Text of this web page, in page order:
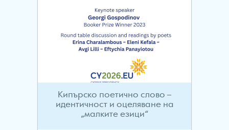
Кипърско поетично слово –
идентичност и оцеляване на
„малките езици“